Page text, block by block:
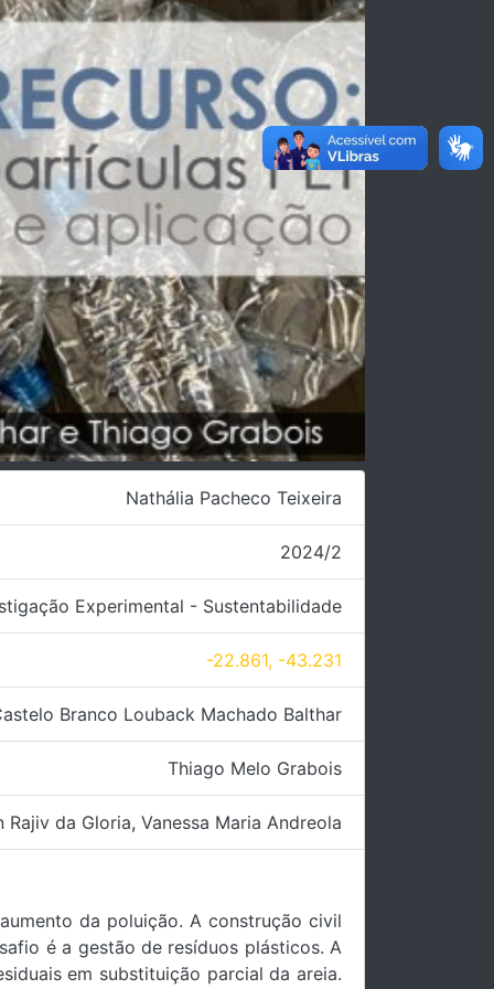
Nathália Pacheco Teixeira
2024/2
Experimental - Sustentabilidade
-22.861, -43.231
Branco Louback Machado Balthar
Thiago Melo Grabois
Rajiv da Gloria, Vanessa Maria Andreola
da poluição. A construção civil
é a gestão de resíduos plásticos. A
em substituição parcial da areia.